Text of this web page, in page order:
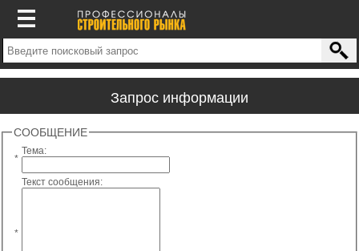
Запрос информации
СООБЩЕНИЕ
*
Тема:
*
Текст сообщения: